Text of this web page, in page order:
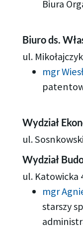
Biura
Biuro ds.
ul.
mgr
Wydział
ul.
Wydział
ul. Ka­to­wic­ka
mgr
starszy